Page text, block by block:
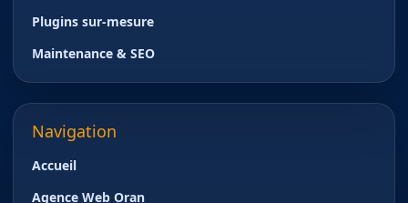
Plugins sur-mesure
Maintenance & SEO
Navigation
Accueil
Agence Web Oran